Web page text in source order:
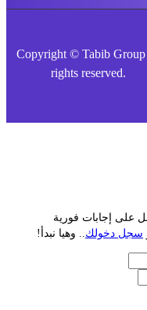
Copyright © Tabib
rights reserved.
إجابات فورية
دخولك.. وهيا نبدأ!